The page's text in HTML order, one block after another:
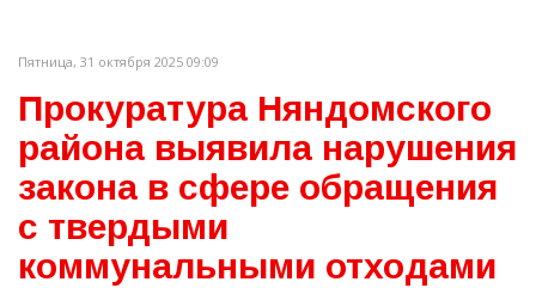
Пятница, 31 октября 2025 09:09
Прокуратура Няндомского
района выявила нарушения
закона в сфере обращения
с твердыми
коммунальными отходами